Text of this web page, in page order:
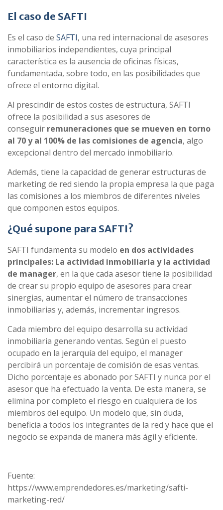
El caso de SAFTI
Es el caso de SAFTI, una red internacional de asesores
inmobiliarios independientes, cuya principal
característica es la ausencia de oficinas físicas,
fundamentada, sobre todo, en las posibilidades que
ofrece el entorno digital.
Al prescindir de estos costes de estructura, SAFTI
ofrece la posibilidad a sus asesores de
conseguir remuneraciones que se mueven en torno
al 70 y al 100% de las comisiones de agencia, algo
excepcional dentro del mercado inmobiliario.
Además, tiene la capacidad de generar estructuras de
marketing de red siendo la propia empresa la que paga
las comisiones a los miembros de diferentes niveles
que componen estos equipos.
¿Qué supone para SAFTI?
SAFTI fundamenta su modelo en dos actividades
principales: La actividad inmobiliaria y la actividad
de manager, en la que cada asesor tiene la posibilidad
de crear su propio equipo de asesores para crear
sinergias, aumentar el número de transacciones
inmobiliarias y, además, incrementar ingresos.
Cada miembro del equipo desarrolla su actividad
inmobiliaria generando ventas. Según el puesto
ocupado en la jerarquía del equipo, el manager
percibirá un porcentaje de comisión de esas ventas.
Dicho porcentaje es abonado por SAFTI y nunca por el
asesor que ha efectuado la venta. De esta manera, se
elimina por completo el riesgo en cualquiera de los
miembros del equipo. Un modelo que, sin duda,
beneficia a todos los integrantes de la red y hace que el
negocio se expanda de manera más ágil y eficiente.
Fuente:
https://www.emprendedores.es/marketing/safti-
marketing-red/